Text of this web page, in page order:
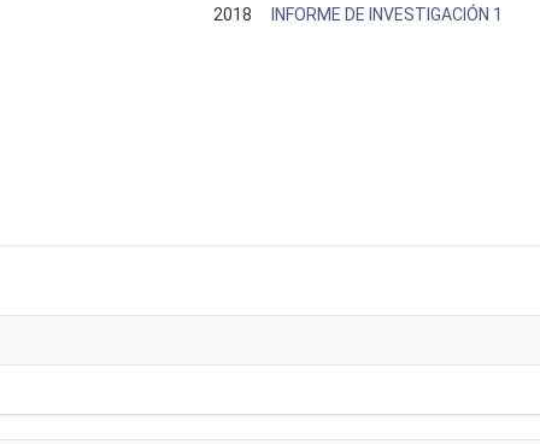
2018 INFORME DE INVESTIGACIÓN 1